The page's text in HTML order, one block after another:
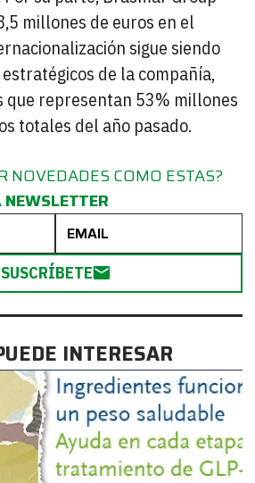
millones de euros en el
sigue siendo
de la compañía,
que representan 53% millones
totales del año pasado.
NOVEDADES COMO ESTAS?
NEWSLETTER
SUSCRÍBETE
INTERESAR